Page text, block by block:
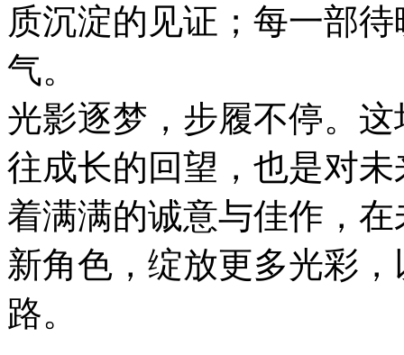
质沉淀的见证；每一部
气。
光影逐梦，步履不停。
往成长的回望，也是对
着满满的诚意与佳作，
新角色，绽放更多光彩
路。